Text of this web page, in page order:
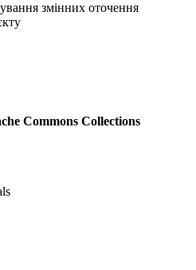
змінних оточення
Commons Collections